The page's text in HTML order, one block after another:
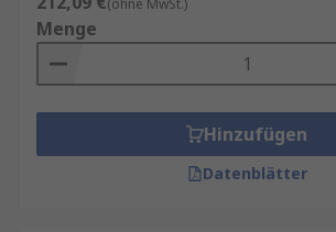
(ohne MwSt.)
Menge
Hinzufügen
Datenblätter